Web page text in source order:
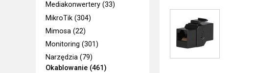
Mediakonwertery (33)
MikroTik (304)
Mimosa (22)
Monitoring (301)
Narzędzia (79)
Okablowanie (461)